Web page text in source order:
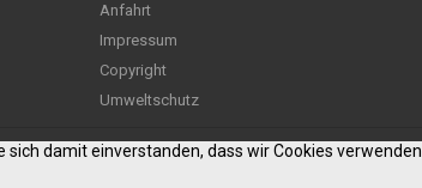
Anfahrt
Impressum
Copyright
Umweltschutz
damit einverstanden, dass wir Cookies verwenden.